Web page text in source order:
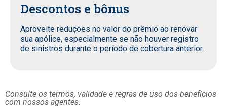
Descontos e bônus
Aproveite reduções no valor do prêmio ao renovar
sua apólice, especialmente se não houver registro
de sinistros durante o período de cobertura anterior.
Consulte os termos, validade e regras de uso dos benefícios
com nossos agentes.